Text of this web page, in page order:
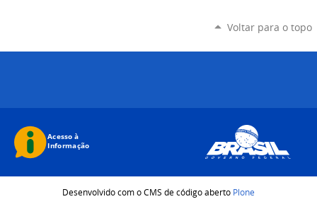
Voltar para o topo
Desenvolvido com o CMS de código aberto Plone